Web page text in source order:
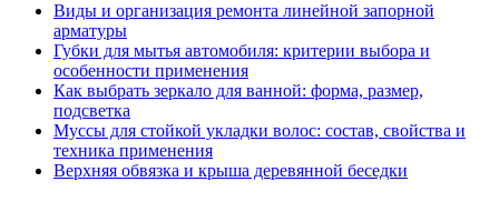
Виды и организация ремонта линейной запорной
арматуры
Губки для мытья автомобиля: критерии выбора и
особенности применения
Как выбрать зеркало для ванной: форма, размер,
подсветка
Муссы для стойкой укладки волос: состав, свойства и
техника применения
Верхняя обвязка и крыша деревянной беседки